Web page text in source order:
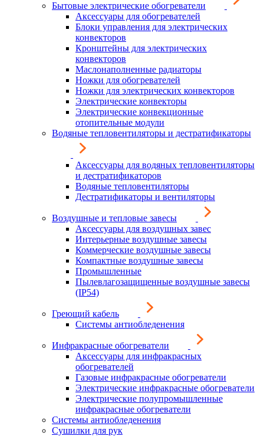
Бытовые электрические обогреватели
Аксессуары для обогревателей
Блоки управления для электрических
конвекторов
Кронштейны для электрических
конвекторов
Маслонаполненные радиаторы
Ножки для обогревателей
Ножки для электрических конвекторов
Электрические конвекторы
Электрические конвекционные
отопительные модули
Водяные тепловентиляторы и дестратификаторы
Аксессуары для водяных тепловентиляторы
и дестратификаторов
Водяные тепловентиляторы
Дестратификаторы и вентиляторы
Воздушные и тепловые завесы
Аксессуары для воздушных завес
Интерьерные воздушные завесы
Коммерческие воздушные завесы
Компактные воздушные завесы
Промышленные
Пылевлагозащищенные воздушные завесы
(IP54)
Греющий кабель
Системы антиобледенения
Инфракрасные обогреватели
Аксессуары для инфракрасных
обогревателей
Газовые инфракрасные обогреватели
Электрические инфракрасные обогреватели
Электрические полупромышленные
инфракрасные обогреватели
Системы антиобледенения
Сушилки для рук